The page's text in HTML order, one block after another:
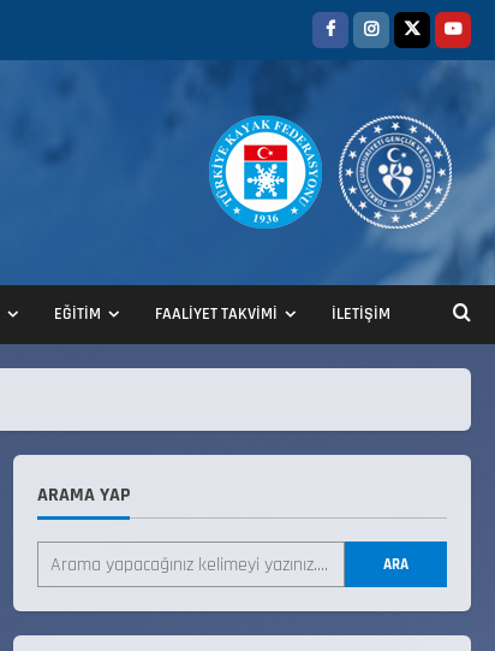
EĞİTİM FAALİYET TAKVİMİ İLETİŞİM
ARAMA YAP
ARA
2
ANALİG TEKERLEKLİ KAYAK
3
TÜRKİYE ŞAMPİYONASI GÖREVLİ
LİSTESİ